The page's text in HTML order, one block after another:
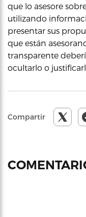
que lo asesore
utilizando
presentar sus
que están
transparente
ocultarlo o
Compartir